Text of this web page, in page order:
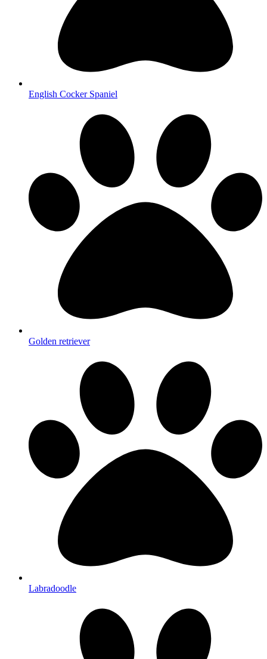
English Cocker Spaniel
Golden retriever
Labradoodle